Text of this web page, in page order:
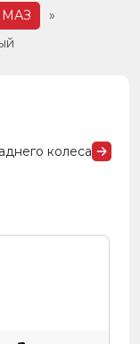
МАЗ
»
колеса